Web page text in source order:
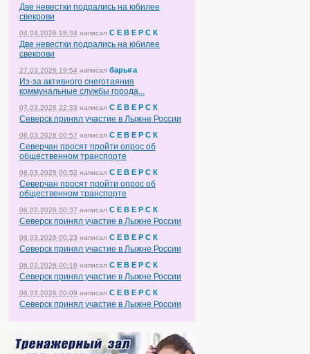
Две невестки подрались на юбилее
свекрови
04.04.2026 18:34 написал С Е В Е Р С К
Две невестки подрались на юбилее
свекрови
27.03.2026 19:54 написал барыга
Из-за активного снеготаяния
коммунальные службы города...
07.03.2026 22:33 написал С Е В Е Р С К
Северск принял участие в Лыжне России
06.03.2026 00:57 написал С Е В Е Р С К
Северчан просят пройти опрос об
общественном транспорте
06.03.2026 00:52 написал С Е В Е Р С К
Северчан просят пройти опрос об
общественном транспорте
06.03.2026 00:37 написал С Е В Е Р С К
Северск принял участие в Лыжне России
06.03.2026 00:23 написал С Е В Е Р С К
Северск принял участие в Лыжне России
06.03.2026 00:18 написал С Е В Е Р С К
Северск принял участие в Лыжне России
06.03.2026 00:09 написал С Е В Е Р С К
Северск принял участие в Лыжне России